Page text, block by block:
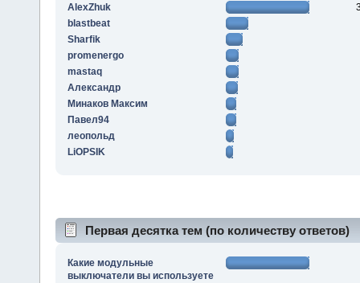
AlexZhuk
blastbeat
Sharfik
promenergo
mastaq
Алексaндр
Минаков Максим
Павел94
леопольд
LiOPSIK
Первая десятка тем (по количеству ответов)
Какие модульные
выключатели вы используете